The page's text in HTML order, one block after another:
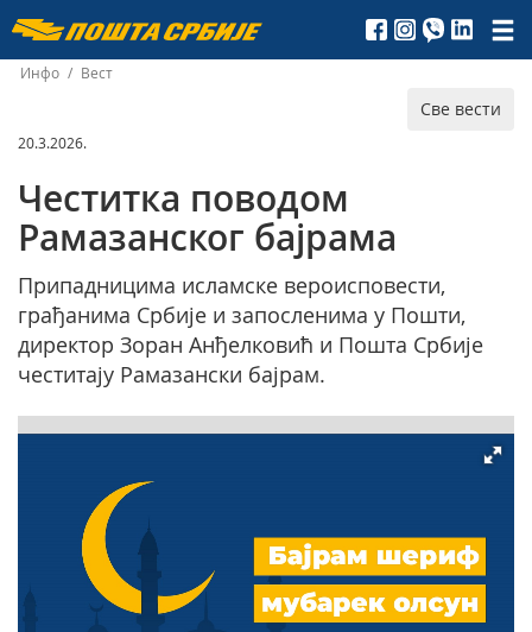
Пошта
Србије
д.о.о.
Инфо / Вест
Све вести
20.3.2026.
Честитка поводом
Рамазанског бајрама
Припадницима исламске вероисповести,
грађанима Србије и запосленима у Пошти,
директор Зоран Анђелковић и Пошта Србије
честитају Рамазански бајрам.